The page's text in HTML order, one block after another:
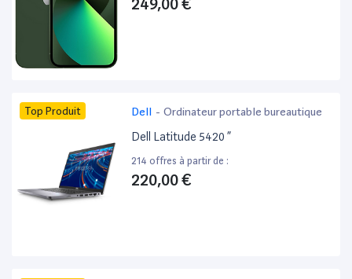
Top Produit Dell - Ordinateur portable bureautique
Dell Latitude 5420 ”
214 offres à partir de :
220,00 €